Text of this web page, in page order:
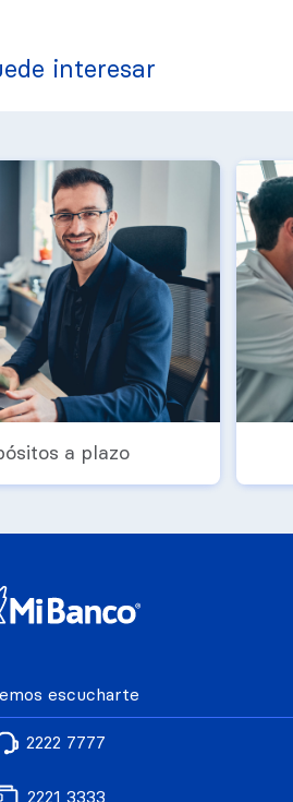
interesar
a plazo
escucharte
2222 7777
2221 3333